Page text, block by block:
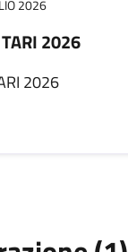
2026
2026
2026